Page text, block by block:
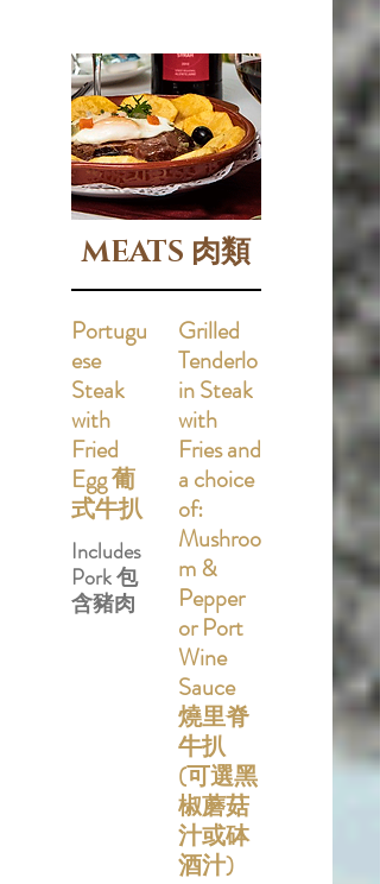
MEATS 肉類
Portugu
ese
Steak
with
Fried
Egg 葡
式牛扒
Includes
Pork 包
含豬肉
Grilled
Tenderlo
in Steak
with
Fries and
a choice
of:
Mushroo
m &
Pepper
or Port
Wine
Sauce
燒里脊
牛扒
(可選黑
椒蘑菇
汁或砵
酒汁)